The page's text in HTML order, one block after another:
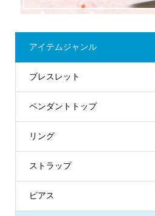
アイテムジャンル
ブレスレット
ペンダントトップ
リング
ストラップ
ピアス